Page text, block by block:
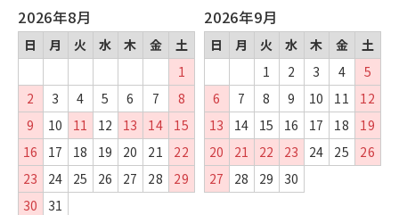
2026年8月
日 月 火 水 木 金
土
1
2
3 4 5 6 7
8
9
10 11 12 13 14
15
16
17 18 19 20 21
22
23
24 25 26 27 28
29
30
31
2026年9月
日 月 火 水 木 金
土
1
2 3 4
5
6
7 8 9 10 11
12
13
14 15 16 17 18
19
20
21 22 23 24 25
26
27
28 29 30